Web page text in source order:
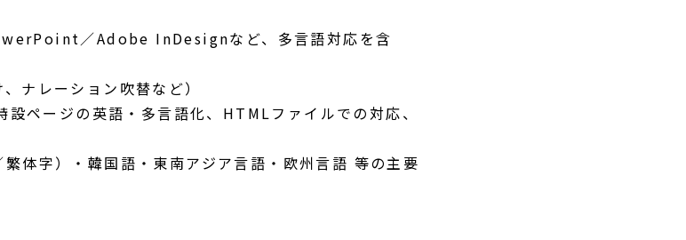
／Adobe InDesignなど、多言語対応を含
ナレーション吹替など）
ページの英語・多言語化、HTMLファイルでの対応、
体字）・韓国語・東南アジア言語・欧州言語 等の主要